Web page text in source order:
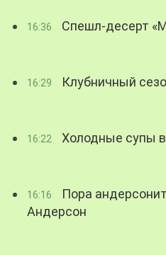
16:36 Спешл-десерт
16:29 Клубничный
16:22 Холодные супы
16:16
Пора
Андерсон